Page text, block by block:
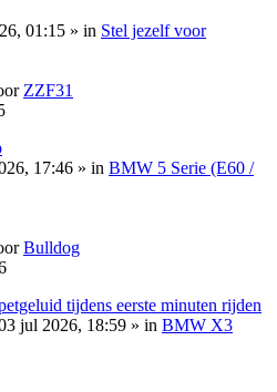
01:15 » in Stel jezelf voor
ZZF31
17:46 » in BMW 5 Serie (E60 /
Bulldog
tijdens eerste minuten rijden
jul 2026, 18:59 » in BMW X3